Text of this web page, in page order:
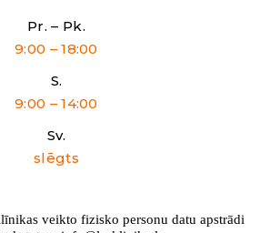
Pr. – Pk.
9:00 – 18:00
S.
9:00 – 14:00
Sv.
slēgts
veikto fizisko personu datu apstrādi